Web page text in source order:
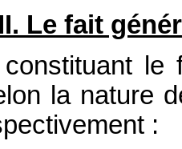
Le fait
le
la nature
: